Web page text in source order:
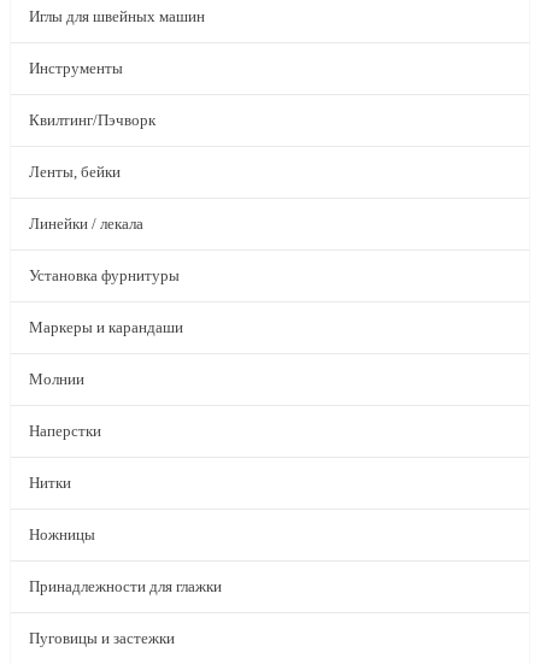
Иглы для швейных машин
Инструменты
Квилтинг/Пэчворк
Ленты, бейки
Линейки / лекала
Установка фурнитуры
Маркеры и карандаши
Молнии
Наперстки
Нитки
Ножницы
Принадлежности для глажки
Пуговицы и застежки